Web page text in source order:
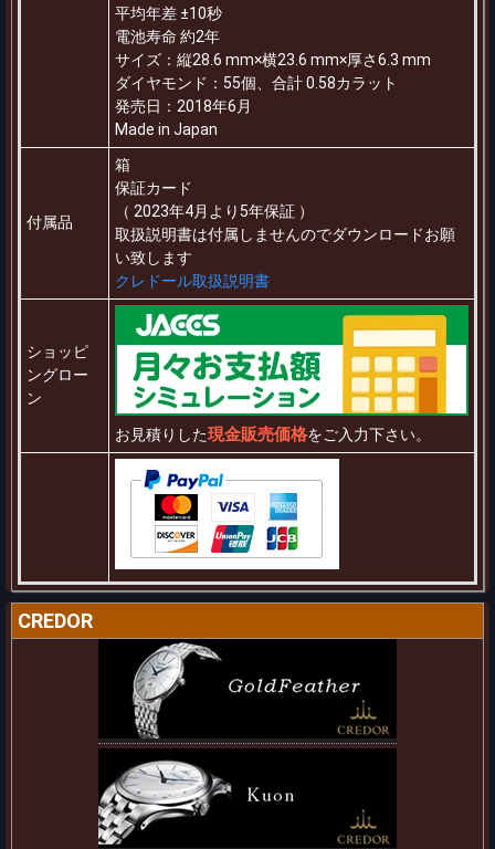
平均年差 ±10秒
電池寿命 約2年
サイズ：縦28.6 mm×横23.6 mm×厚さ6.3 mm
ダイヤモンド：55個、合計 0.58カラット
発売日：2018年6月
Made in Japan
付属品
箱
保証カード
（ 2023年4月より5年保証 ）
取扱説明書は付属しませんのでダウンロードお願
い致します
クレドール取扱説明書
ショッピ
ングロー
ン
お見積りした現金販売価格をご入力下さい。
CREDOR